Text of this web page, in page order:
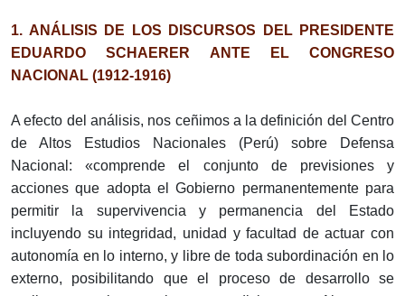
1. ANÁLISIS DE LOS DISCURSOS DEL PRESIDENTE
EDUARDO SCHAERER ANTE EL CONGRESO
NACIONAL (1912-1916)
A efecto del análisis, nos ceñimos a la definición del Centro
de Altos Estudios Nacionales (Perú) sobre Defensa
Nacional: «comprende el conjunto de previsiones y
acciones que adopta el Gobierno permanentemente para
permitir la supervivencia y permanencia del Estado
incluyendo su integridad, unidad y facultad de actuar con
autonomía en lo interno, y libre de toda subordinación en lo
externo, posibilitando que el proceso de desarrollo se